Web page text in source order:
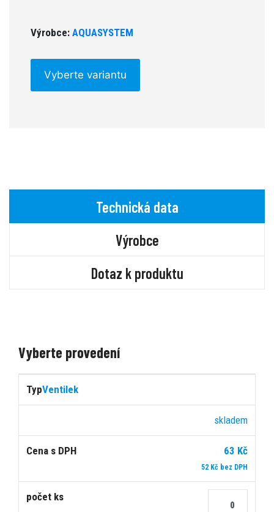
Výrobce: AQUASYSTEM
Vyberte variantu
Technická data
Výrobce
Dotaz k produktu
Vyberte provedení
s
Počet
Ventilek
skladem
63 Kč
52 Kč bez DPH